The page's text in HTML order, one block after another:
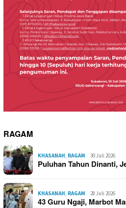
RAGAM
KHASANAH, RAGAM 30 Juli 2026
Puluhan Tahun Dinanti,
KHASANAH, RAGAM 28 Juli 2026
43 Guru Ngaji, Marbot